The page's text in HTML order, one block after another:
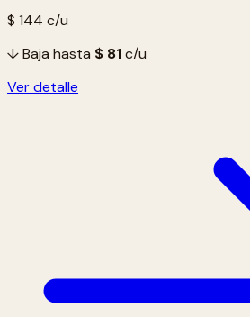
$ 144 c/u
↓ Baja hasta $ 81c/u
Ver detalle